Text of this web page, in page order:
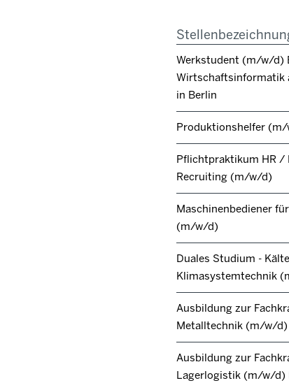
Werkstudent (m/w/d)
Wirtschaftsinformatik
in Berlin
Produktionshelfer
Pflichtpraktikum HR /
Recruiting (m/w/d)
Maschinenbediener
(m/w/d)
Duales Studium -
Klimasystemtechnik
Ausbildung zur
Metalltechnik (m/w/d)
Ausbildung zur
Lagerlogistik (m/w/d)